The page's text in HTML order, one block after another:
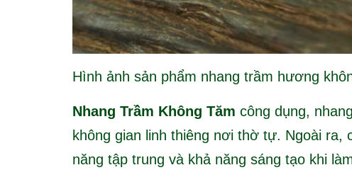
Hình ảnh sản phẩm nhang trầm hương
Nhang Trầm Không Tăm công dụng,
không gian linh thiêng nơi thờ tự. Ngoài ra,
năng tập trung và khả năng sáng tạo khi